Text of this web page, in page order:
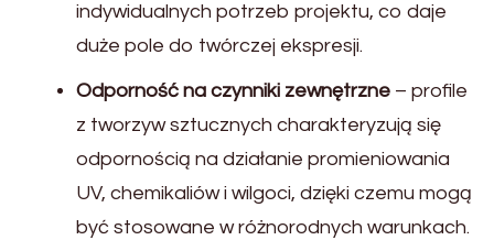
indywidualnych potrzeb projektu, co daje
duże pole do twórczej ekspresji.
Odporność na czynniki zewnętrzne – profile
z tworzyw sztucznych charakteryzują się
odpornością na działanie promieniowania
UV, chemikaliów i wilgoci, dzięki czemu mogą
być stosowane w różnorodnych warunkach.